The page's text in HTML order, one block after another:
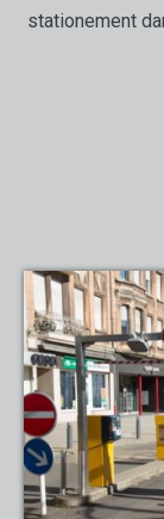
stationement